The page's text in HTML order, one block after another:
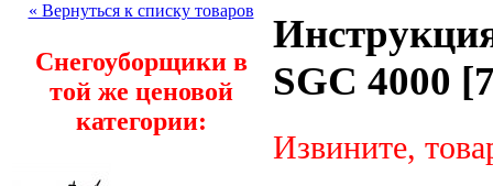
« Вернуться к списку товаров
Снегоуборщики в
той же ценовой
категории:
SGC 4000
Извините,